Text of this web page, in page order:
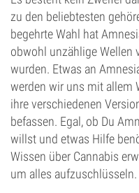
zu den beliebtesten
begehrte Wahl hat
obwohl unzählige Wellen
wurden. Etwas an
werden wir uns mit allem
ihre verschiedenen
befassen. Egal, ob Du
willst und etwas Hilfe
Wissen über Cannabis
um alles aufzuschlüsseln.